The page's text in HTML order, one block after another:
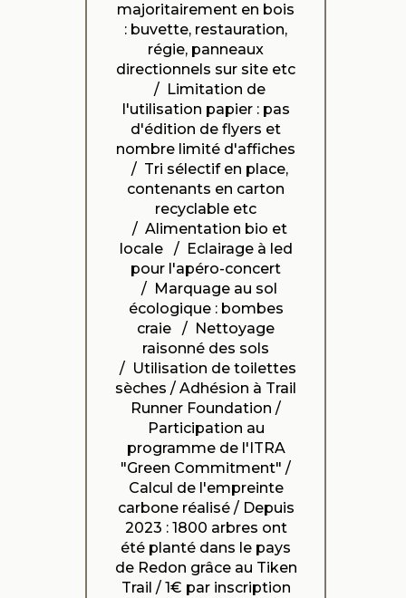
majoritairement en bois
: buvette, restauration,
régie, panneaux
directionnels sur site etc
/ Limitation de
l'utilisation papier : pas
d'édition de flyers et
nombre limité d'affiches
/ Tri sélectif en place,
contenants en carton
recyclable etc
/ Alimentation bio et
locale / Eclairage à led
pour l'apéro-concert
/ Marquage au sol
écologique : bombes
craie / Nettoyage
raisonné des sols
/ Utilisation de toilettes
sèches / Adhésion à Trail
Runner Foundation /
Participation au
programme de l'ITRA
"Green Commitment" /
Calcul de l'empreinte
carbone réalisé / Depuis
2023 : 1800 arbres ont
été planté dans le pays
de Redon grâce au Tiken
Trail / 1€ par inscription